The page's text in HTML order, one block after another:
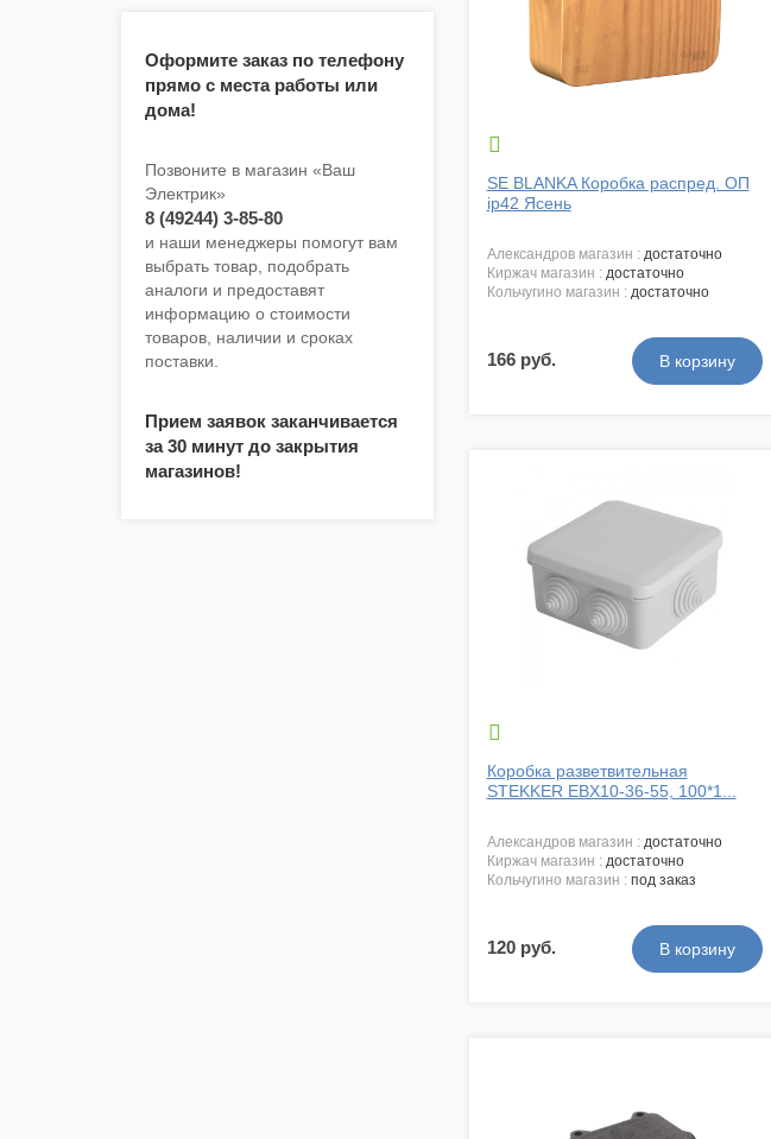
Оформите заказ по телефону
прямо с места работы или
дома!
Позвоните в магазин «Ваш
Электрик»
8 (49244) 3-85-80
и наши менеджеры помогут вам
выбрать товар, подобрать
аналоги и предоставят
информацию о стоимости
товаров, наличии и сроках
поставки.
Прием заявок заканчивается
за 30 минут до закрытия
магазинов!

SE BLANKA Коробка распред. ОП
ip42 Ясень
александров магазин : достаточно
киржач магазин : достаточно
кольчугино магазин : достаточно
166 руб.

Коробка разветвительная
STEKKER EBX10-36-55, 100*1...
александров магазин : достаточно
киржач магазин : достаточно
кольчугино магазин : под заказ
120 руб.